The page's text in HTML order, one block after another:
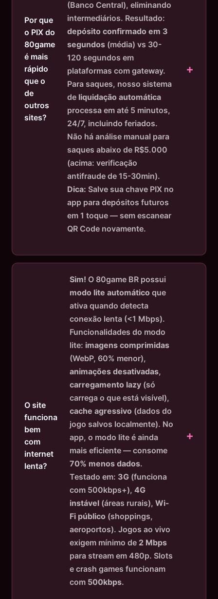
Por que
o PIX do
80game
é mais
rápido
que o
de
outros
sites?
(Banco Central), eliminando
intermediários. Resultado:
depósito confirmado em 3
segundos (média) vs 30-
120 segundos em
plataformas com gateway.
Para saques, nosso sistema
de liquidação automática
processa em até 5 minutos,
24/7, incluindo feriados.
Não há análise manual para
saques abaixo de R$5.000
(acima: verificação
antifraude de 15-30min).
Dica: Salve sua chave PIX no
app para depósitos futuros
em 1 toque — sem escanear
QR Code novamente.
O site
funciona
bem
com
internet
lenta?
Sim! O 80game BR possui
modo lite automático que
ativa quando detecta
conexão lenta (<1 Mbps).
Funcionalidades do modo
lite: imagens comprimidas
(WebP, 60% menor),
animações desativadas,
carregamento lazy (só
carrega o que está visível),
cache agressivo (dados do
jogo salvos localmente). No
app, o modo lite é ainda
mais eficiente — consome
70% menos dados.
Testado em: 3G (funciona
com 500kbps+), 4G
instável (áreas rurais), Wi-
Fi público (shoppings,
aeroportos). Jogos ao vivo
exigem mínimo de 2 Mbps
para stream em 480p. Slots
e crash games funcionam
com 500kbps.